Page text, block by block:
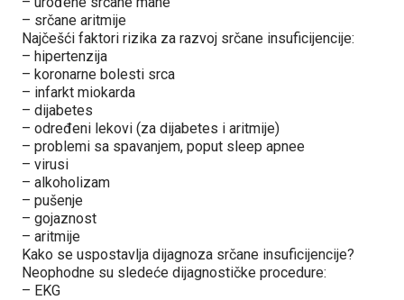
– srčane aritmije
Najčešći faktori rizika za razvoj srčane insuficijencije:
– hipertenzija
– koronarne bolesti srca
– infarkt miokarda
– dijabetes
– određeni lekovi (za dijabetes i aritmije)
– problemi sa spavanjem, poput sleep apnee
– virusi
– alkoholizam
– pušenje
– gojaznost
– aritmije
Kako se uspostavlja dijagnoza srčane insuficijencije?
Neophodne su sledeće dijagnostičke procedure:
– EKG